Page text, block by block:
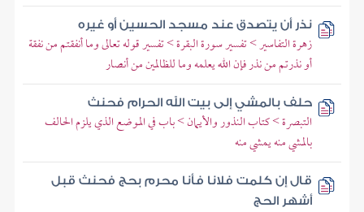
نذر أن يتصدق عند مسجد الحسين أو غيره
زهرة التفاسير > تفسير سورة البقرة > تفسير قوله تعالى وما أنفقتم من نفقة
أو نذرتم من نذر فإن الله يعلمه وما للظالمين من أنصار
حلف بالمشي إلى بيت الله الحرام فحنث
التبصرة > كتاب النذور والأيمان > باب في الموضع الذي يلزم الحالف
بالمشي منه يمشي منه
قال إن كلمت فلانا فأنا محرم بحج فحنث قبل
أشهر الحج